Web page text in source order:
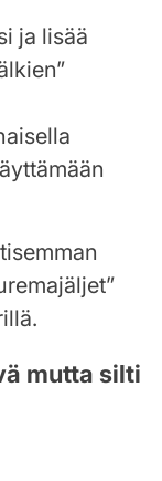
ja lisää
mutta silti